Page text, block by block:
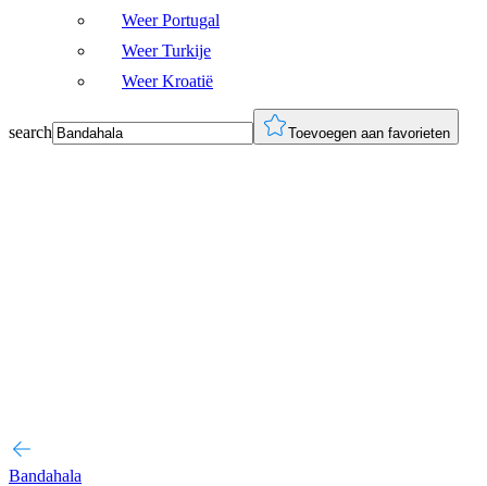
Weer Portugal
Weer Turkije
Weer Kroatië
search Toevoegen aan favorieten
Bandahala